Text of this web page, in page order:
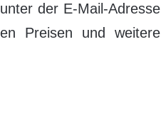
der E-Mail-Adresse
Preisen und weitere